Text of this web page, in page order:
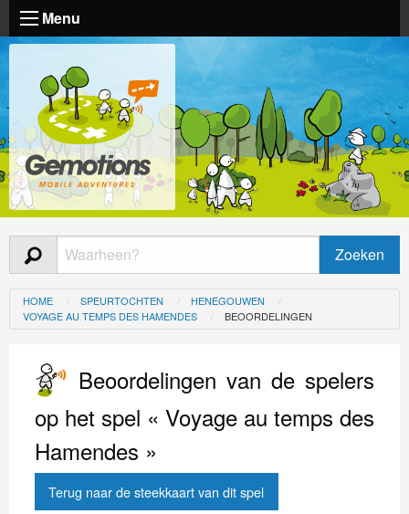
Menu
HOME SPEURTOCHTEN
HENEGOUWEN
VOYAGE AU TEMPS DES HAMENDES
BEOORDELINGEN
Beoordelingen van de spelers
op het spel « Voyage au temps des
Hamendes »
Terug naar de steekkaart van dit spel